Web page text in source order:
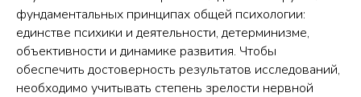
фундаментальных принципах общей психологии:
единстве психики и деятельности, детерминизме,
объективности и динамике развития. Чтобы
обеспечить достоверность результатов исследований,
необходимо учитывать степень зрелости нервной